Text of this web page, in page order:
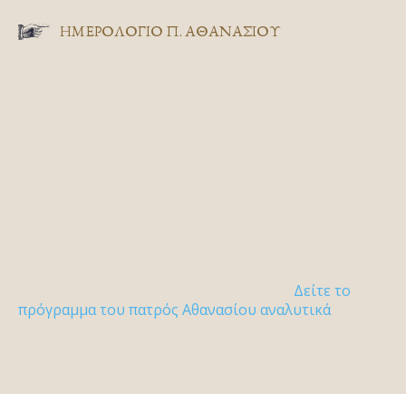
ΗΜΕΡΟΛΟΓΙΟ Π. ΑΘΑΝΑΣΙΟΥ
Δείτε το
πρόγραμμα του πατρός Αθανασίου αναλυτικά